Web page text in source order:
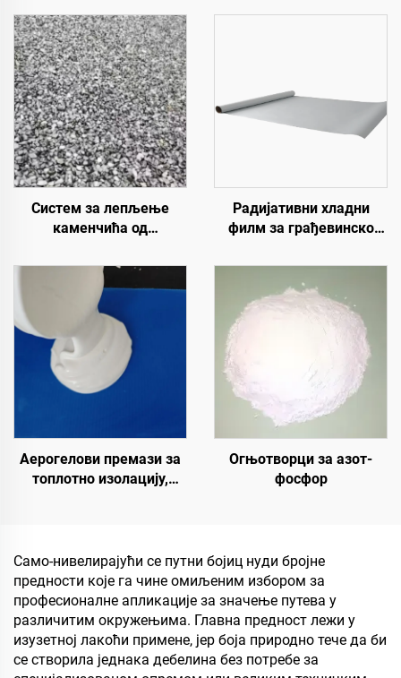
Систем за лепљење
каменчића од
Хидроксипропил
полиуретан за уређење и
декорацију пејзажа
Радијативни хладни
филм за грађевинско
опрему, индустријско и
специјално
складиштење,
резервоар за уље,
складиште житарица,
транспорт и спољне
објекте, и апликације за
животне стилове
Аерогелови премази за
топлотно изолацију,
солар, спољни зид,
унутрашњи зид,
преградну зид, спаваћу
собу, састанак и
учионицу, КТВ, по
Огњотворци за азот-
фосфор
Само-нивелирајући се путни бојиц нуди бројне
предности које га чине омиљеним избором за
професионалне апликације за значење путева у
различитим окружењима. Главна предност лежи у
изузетној лакоћи примене, јер боја природно тече да би
се створила једнака дебелина без потребе за